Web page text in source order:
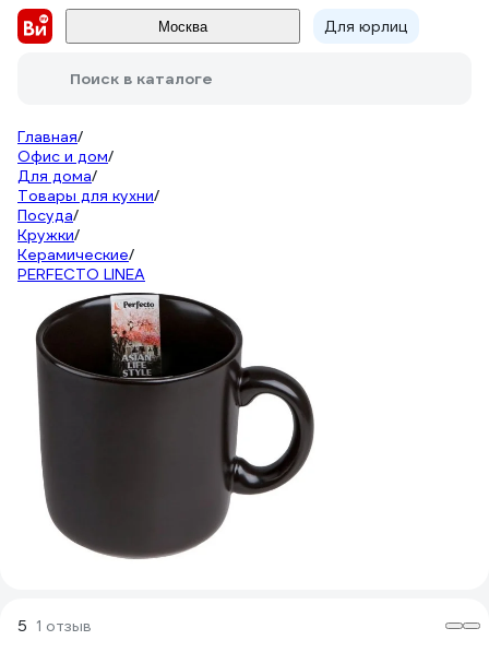
Москва Для юрлиц
Поиск в каталоге
Главная/
Офис и дом/
Для дома/
Товары для кухни/
Посуда/
Кружки/
Керамические/
PERFECTO LINEA
5 1 отзыв